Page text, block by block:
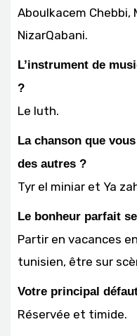
Aboulkacem Chebbi,
NizarQabani.
L’instrument de
?
Le luth.
La chanson que
des autres ?
Tyr el miniar et Ya
Le bonheur parfait
Partir en vacances
tunisien, être sur
Votre principal
Réservée et timide.